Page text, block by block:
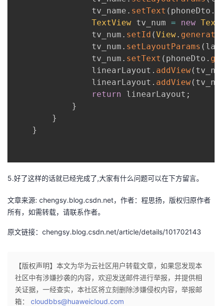
                tv_name
. setText ( phoneDto .
TextView tv_num = new
                tv_num
. setId (View.
                tv_num
. setLayoutParams (
                tv_num
. setText ( phoneDto .
                linearLayout
. addView(
                linearLayout
. addView(
return linearLayout ;
}
}
}
5.好了这样的话就已经完成了,大家有什么问题可以在下方留言。
文章来源: chengsy.blog.csdn.net，作者：程思扬，版权归原作者
所有，如需转载，请联系作者。
原文链接：chengsy.blog.csdn.net/article/details/101702143
【版权声明】本文为华为云社区用户转载文章，如果您发现本
社区中有涉嫌抄袭的内容，欢迎发送邮件进行举报，并提供相
关证据，一经查实，本社区将立刻删除涉嫌侵权内容，举报邮
箱： cloudbbs@huaweicloud.com